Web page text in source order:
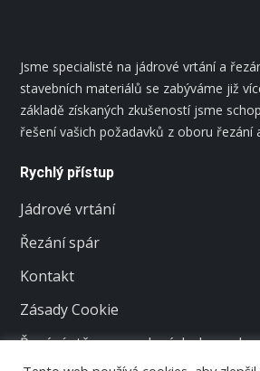
Jsme specialisté na jádrové vrtání a
stavebních materiálů se zabýváme již
základě získaných zkušeností jsme
řešení vašich požadavků z oboru řezání
Rychlý přístup
Jádrové vrtání
Řezání spár
Kontakt
Zásady Cookie
Řezání stěn v panelových domech